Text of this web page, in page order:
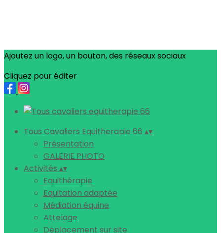
Ajoutez un logo, un bouton, des réseaux sociaux
Cliquez pour éditer
Tous Cavaliers Equitherapie 66 ▴▾
Présentation
GALERIE PHOTO
Activités ▴▾
Equithérapie
Equitation adaptée
Médiation équine
Attelage
Déplacement sur site